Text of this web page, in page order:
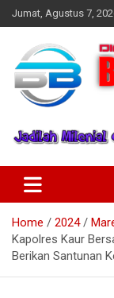
Skip
to
Jumat, Agustus 7,
Home 2024
Kapolres Kaur
Berikan Santunan